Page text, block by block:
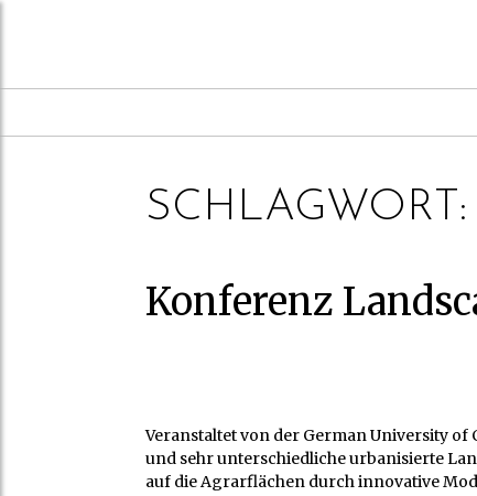
SCHLAGWORT:
Konferenz
Veranstaltet von der German University
und sehr unterschiedliche urbanisierte
auf die Agrarflächen durch innovative